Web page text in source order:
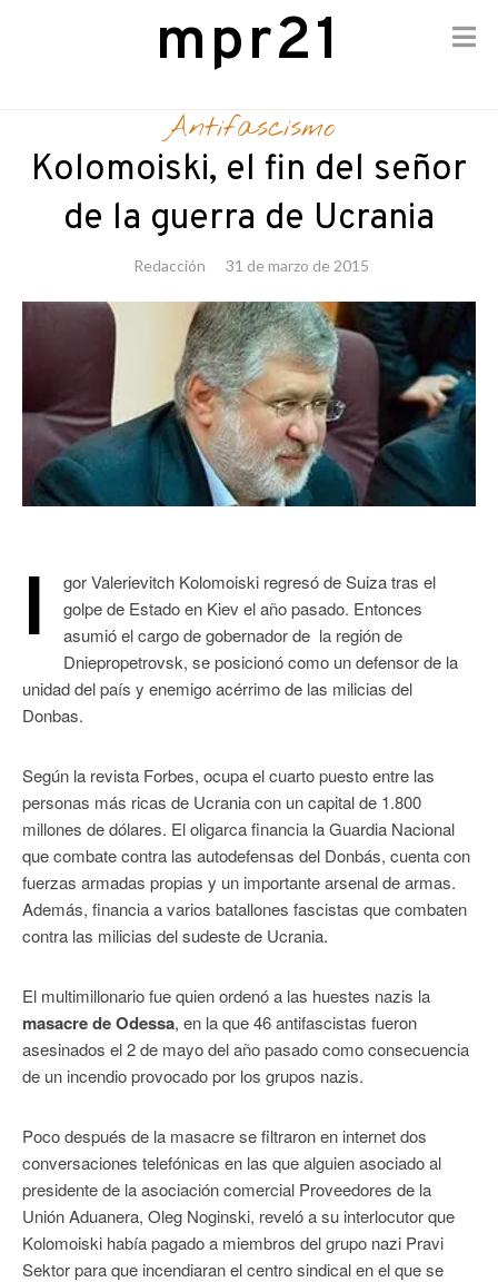
content
mpr21
Antifascismo
Kolomoiski, el fin del señor
de la guerra de Ucrania
Redacción 31 de marzo de 2015
I
gor Valerievitch Kolomoiski regresó de Suiza tras el
golpe de Estado en Kiev el año pasado. Entonces
asumió el cargo de gobernador de la región de
Dniepropetrovsk, se posicionó como un defensor de la
unidad del país y enemigo acérrimo de las milicias del
Donbas.
Según la revista Forbes, ocupa el cuarto puesto entre las
personas más ricas de Ucrania con un capital de 1.800
millones de dólares. El oligarca financia la Guardia Nacional
que combate contra las autodefensas del Donbás, cuenta con
fuerzas armadas propias y un importante arsenal de armas.
Además, financia a varios batallones fascistas que combaten
contra las milicias del sudeste de Ucrania.
El multimillonario fue quien ordenó a las huestes nazis la
masacre de Odessa, en la que 46 antifascistas fueron
asesinados el 2 de mayo del año pasado como consecuencia
de un incendio provocado por los grupos nazis.
Poco después de la masacre se filtraron en internet dos
conversaciones telefónicas en las que alguien asociado al
presidente de la asociación comercial Proveedores de la
Unión Aduanera, Oleg Noginski, reveló a su interlocutor que
Kolomoiski había pagado a miembros del grupo nazi Pravi
Sektor para que incendiaran el centro sindical en el que se